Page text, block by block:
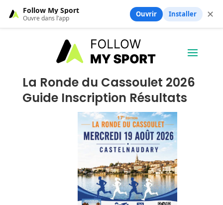
La Ronde du Cassoulet 2026
Guide Inscription Résultats
Follow My Sport
Ouvre dans l’app Ouvrir Installer ✕